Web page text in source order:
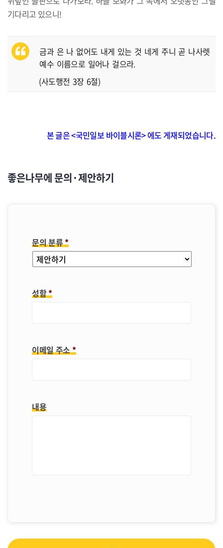
기다리고 있으니!
금과 은 나 없어도 내게 있는 것 네게 주니 곧 나사렛
예수 이름으로 일어나 걸으라.
(사도행전 3장 6절)
본 글은 <국민일보 바이블시론> 에도 게재되었습니다.
좋은나무에 문의·제안하기
문의 분류*
성함*
이메일 주소*
내용